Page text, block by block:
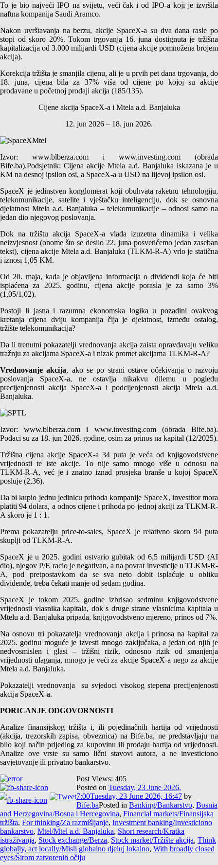
To je bio najveći IPO na svijetu, veći čak i od IPO-a koji je izvršila
naftna kompanija Saudi Aramco.
Nakon uvrštavanja na berzu, akcije SpaceX-a su dva dana rasle po
stopi od skoro 20%. Tokom trgovanja 16. juna dostignuta je tržišna
kapitalizacija od 3.000 milijardi USD (cijena akcije pomnožena brojem
akcija).
Korekcija tržišta je smanjila cijenu, ali je u prvih pet dana trgovanja, do
18. juna, cijena bila za 37% viša od cijene po kojoj su akcije
prodavane u početnoj prodaji akcija (185/135).
Cijene akcija SpaceX-a i Mtela a.d. Banjaluka
12. jun 2026 – 18. jun 2026.
Izvor: www.blberza.com i www.investing.com (obrada
Bife.ba).Podsjetnik: Cijena akcije Mtela a.d. Banjaluka iskazana je u
KM na desnoj ipsilon osi, a SpaceX-a u USD na lijevoj ipsilon osi.
SpaceX je jedinstven konglomerat koji obuhvata raketnu tehnologiju,
telekomunikacije, satelite i vještačku inteligenciju, dok se osnovna
djelatnost Mtela a.d. Banjaluka – telekomunikacije – odnosi samo na
jedan dio njegovog poslovanja.
Dok na tržištu akcija SpaceX-a vlada izuzetna dinamika i velika
neizvjesnost (onome što se desilo 22. juna posvetićemo jedan zaseban
tekst), cijena akcije Mtela a.d. Banjaluka (TLKM-R-A) vrlo je statična
i iznosi 1,05 KM.
Od 20. maja, kada je objavljena informacija o dividendi koja će biti
isplaćena za 2025. godinu, cijena akcije porasla je za samo 3%
(1,05/1,02).
Postoji li jasna i razumna ekonomska logika u pozadini ovakvog
kretanja cijena dviju kompanija čija je djelatnost, između ostalog,
tržište telekomunikacija?
Da li trenutni pokazatelji vrednovanja akcija zaista opravdavaju veliku
tražnju za akcijama SpaceX-a i nizak promet akcijama TLKM-R-A?
Vrednovanje akcija, ako se po strani ostave očekivanja o razvoju
poslovanja SpaceX-a, ne ostavlja nikakvu dilemu u pogledu
precijenjenosti akcija SpaceX-a i podcijenjenosti akcija Mtela a.d.
Banjaluka.
Izvor: www.blberza.com i www.investing.com (obrada Bife.ba).
Podaci su za 18. jun 2026. godine, osim za prinos na kapital (12/2025).
Tržišna cijena akcije SpaceX-a 34 puta je veća od knjigovodstvene
vrijednosti te iste akcije. To nije samo mnogo više u odnosu na
TLKM-R-A, već je i znatno iznad prosjeka branše u kojoj SpaceX
posluje (2,36).
Da bi kupio jednu jedinicu prihoda kompanije SpaceX, investitor mora
platiti 94 dolara, a odnos cijene i prihoda po jednoj akciji za TLKM-R-
A skoro je 1 : 1.
Prema pokazatelju price-to-sales, SpaceX je relativno skoro 94 puta
skuplji od TLKM-R-A.
SpaceX je u 2025. godini ostvario gubitak od 6,5 milijardi USD (AI
dio), njegov P/E racio je negativan, a na povrat investicije u TLKM-R-
A, pod pretpostavkom da se sva neto dobit isplaćuje u obliku
dividende, treba čekati manje od sedam godina.
SpaceX je tokom 2025. godine izbrisao sedminu knjigovodstvene
vrijednosti vlasnika kapitala, dok s druge strane vlasnicima kapitala u
Mtelu a.d. Banjaluka pripada, knjigovodstveno mjereno, prinos od 7%.
Na osnovu tri pokazatelja vrednovanja akcija i prinosa na kapital za
2025. godinu moguće je izvesti mnogo zaključaka, a jedan od njih je
nedvosmislen i glasi – tržišni rizik, odnosno rizik od smanjenja
vrijednosti ulaganja, mnogo je veći za akcije SpaceX-a nego za akcije
Mtela a.d. Banjaluka.
Pokazatelji vrednovanja su svjedoci visokog stepena precijenjenosti
akcija SpaceX-a.
PORICANJE ODGOVORNOSTI
Analize finansijskog tržišta i, ili pojedinačnih hartija od vrijednosti
(akcija, trezorskih zapisa, obveznica) na Bife.ba, ne predstavljaju na
bilo koji način prijedlog za kupovinu ili prodaju hartija od vrijednosti.
Analize ove vrste su samo lični stavovi autora, a ne investiciono
savjetovanje ili privatno bankarstvo.
Post Views: 405
Posted on Tuesday, 23 June 2026,
7:00Tuesday, 23 June 2026, 16:47 by
Bife.baPosted in Banking/Bankarstvo, Bosnia
and Herzegovina/Bosna i Hercegovina, Financial markets/Finansijska
tržišta, For thinking/Za razmišljanje, Investment banking/Investiciono
bankarstvo, Mtel/Mtel a.d. Banjaluka, Short research/Kratka
istraživanja, Stock exchange/Berza, Stock market/Tržište akcija, Think
globally, act locally/Misli globalno djeluj lokalno, With broadly closed
eyes/Širom zatvorenih očiju